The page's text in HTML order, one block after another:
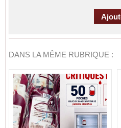
DANS LA MÊME RUBRIQUE :